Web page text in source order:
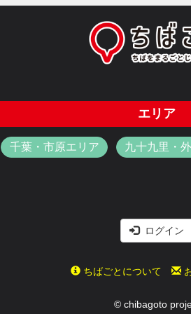
エリア
千葉・市原エリア 九十九里・
ログイン
ちばごとについて
© chibagoto